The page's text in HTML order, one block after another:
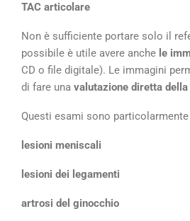
TAC articolare
Non è sufficiente portare solo il
possibile è utile avere anche le
CD o file digitale). Le immagini
di fare una valutazione diretta
Questi esami sono
lesioni meniscali
lesioni dei legamenti
artrosi del ginocchio